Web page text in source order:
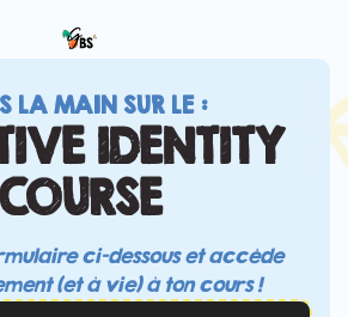
LA MAIN SUR LE :
IDENTITY
COURSE
ci-dessous et accède
(et à vie) à ton cours !